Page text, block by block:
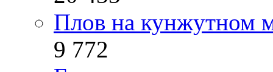
Плов на кунжутном
9 772